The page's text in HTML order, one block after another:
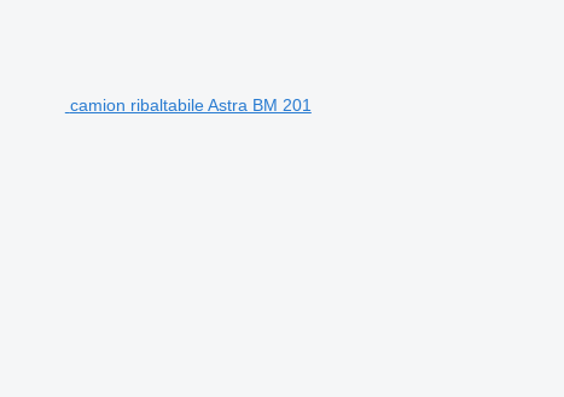
camion ribaltabile Astra BM 201